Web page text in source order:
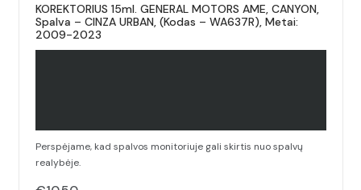
KOREKTORIUS 15ml. GENERAL MOTORS AME, CANYON,
Spalva – CINZA URBAN, (Kodas – WA637R), Metai:
2009-2023
Perspėjame, kad spalvos monitoriuje gali skirtis nuo spalvų
realybėje.